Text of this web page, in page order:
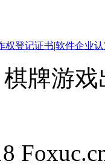
权登记证书|软件企业
牌游